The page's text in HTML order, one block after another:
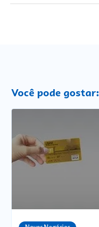
Você pode gostar: